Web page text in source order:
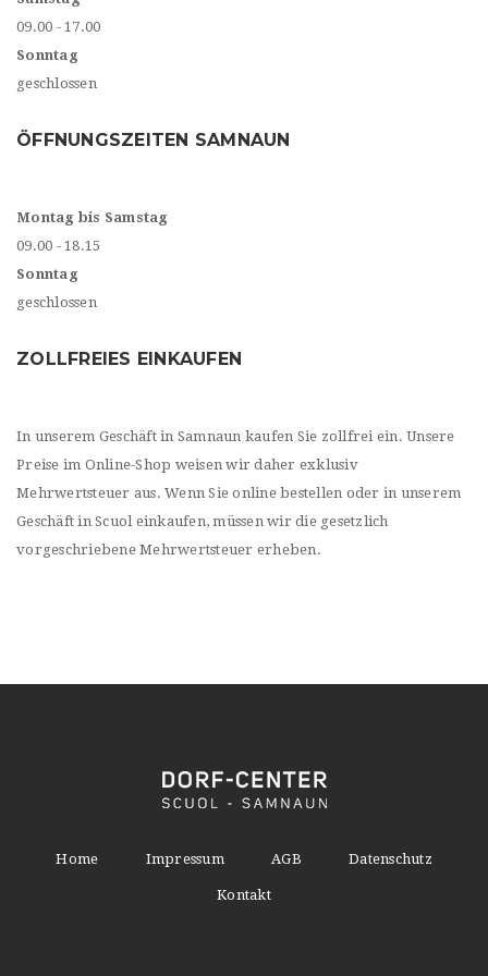
09.00 - 17.00
Sonntag
geschlossen
ÖFFNUNGSZEITEN SAMNAUN
Montag bis Samstag
09.00 - 18.15
Sonntag
geschlossen
ZOLLFREIES EINKAUFEN
In unserem Geschäft in Samnaun kaufen Sie zollfrei ein. Unsere
Preise im Online-Shop weisen wir daher exklusiv
Mehrwertsteuer aus. Wenn Sie online bestellen oder in unserem
Geschäft in Scuol einkaufen, müssen wir die gesetzlich
vorgeschriebene Mehrwertsteuer erheben.
Home Impressum AGB Datenschutz
Kontakt